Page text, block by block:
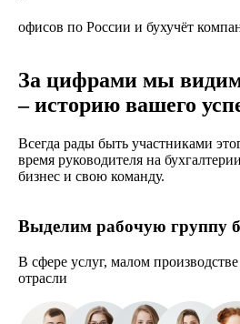
офисов по России и бухучёт
За цифрами мы видим
– историю вашего
Всегда рады быть участниками
время руководителя на
бизнес и свою команду.
Выделим рабочую группу
В сфере услуг, малом
отрасли